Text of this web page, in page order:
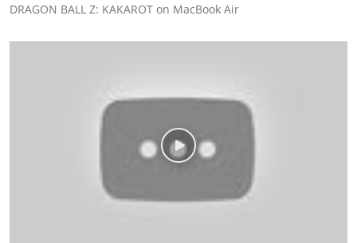
DRAGON BALL Z: KAKAROT on MacBook Air